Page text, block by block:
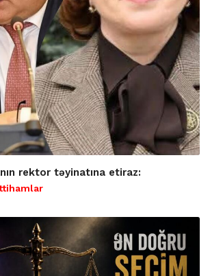
rektor təyinatına etiraz: